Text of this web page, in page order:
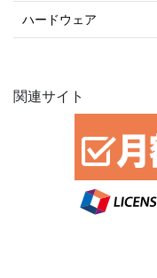
ハードウェア
関連サイト